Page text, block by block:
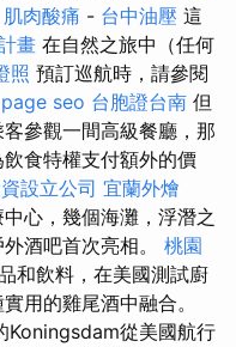
肌肉酸痛 - 台中油壓 這
畫 在自然之旅中（任何
照 預訂巡航時，請參閱
seo 台胞證台南 但
參觀一間高級餐廳，那
食特權支付額外的價
設立公司 宜蘭外燴
心，幾個海灘，浮潛之
酒吧首次亮相。 桃園
和飲料，在美國測試廚
用的雞尾酒中融合。
Koningsdam從美國航行